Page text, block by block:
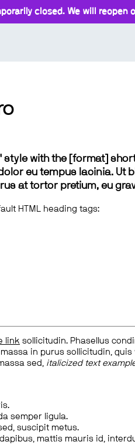
closed. We will
style with the [format]
eu tempus lacinia.
at tortor pretium, eu
HTML heading tags:
link sollicitudin. Phasellus
in purus sollicitudin,
sed, italicized text
semper ligula.
suscipit metus.
mattis mauris id,